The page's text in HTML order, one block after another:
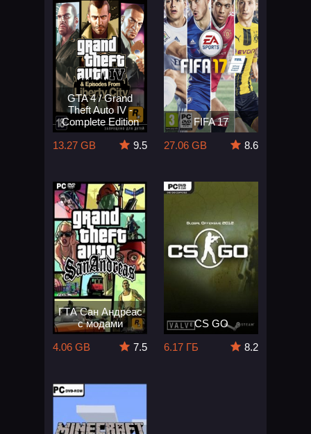
GTA 4 / Grand
Theft Auto IV -
Complete Edition
13.27 GB
9.5
FIFA 17
27.06 GB
8.6
ГТА Сан Андреас
с модами
4.06 GB
7.5
CS GO
6.17 ГБ
8.2